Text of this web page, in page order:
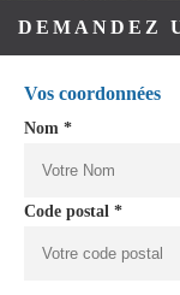
DEMANDEZ
Vos coordonnées
Nom *
Code postal *